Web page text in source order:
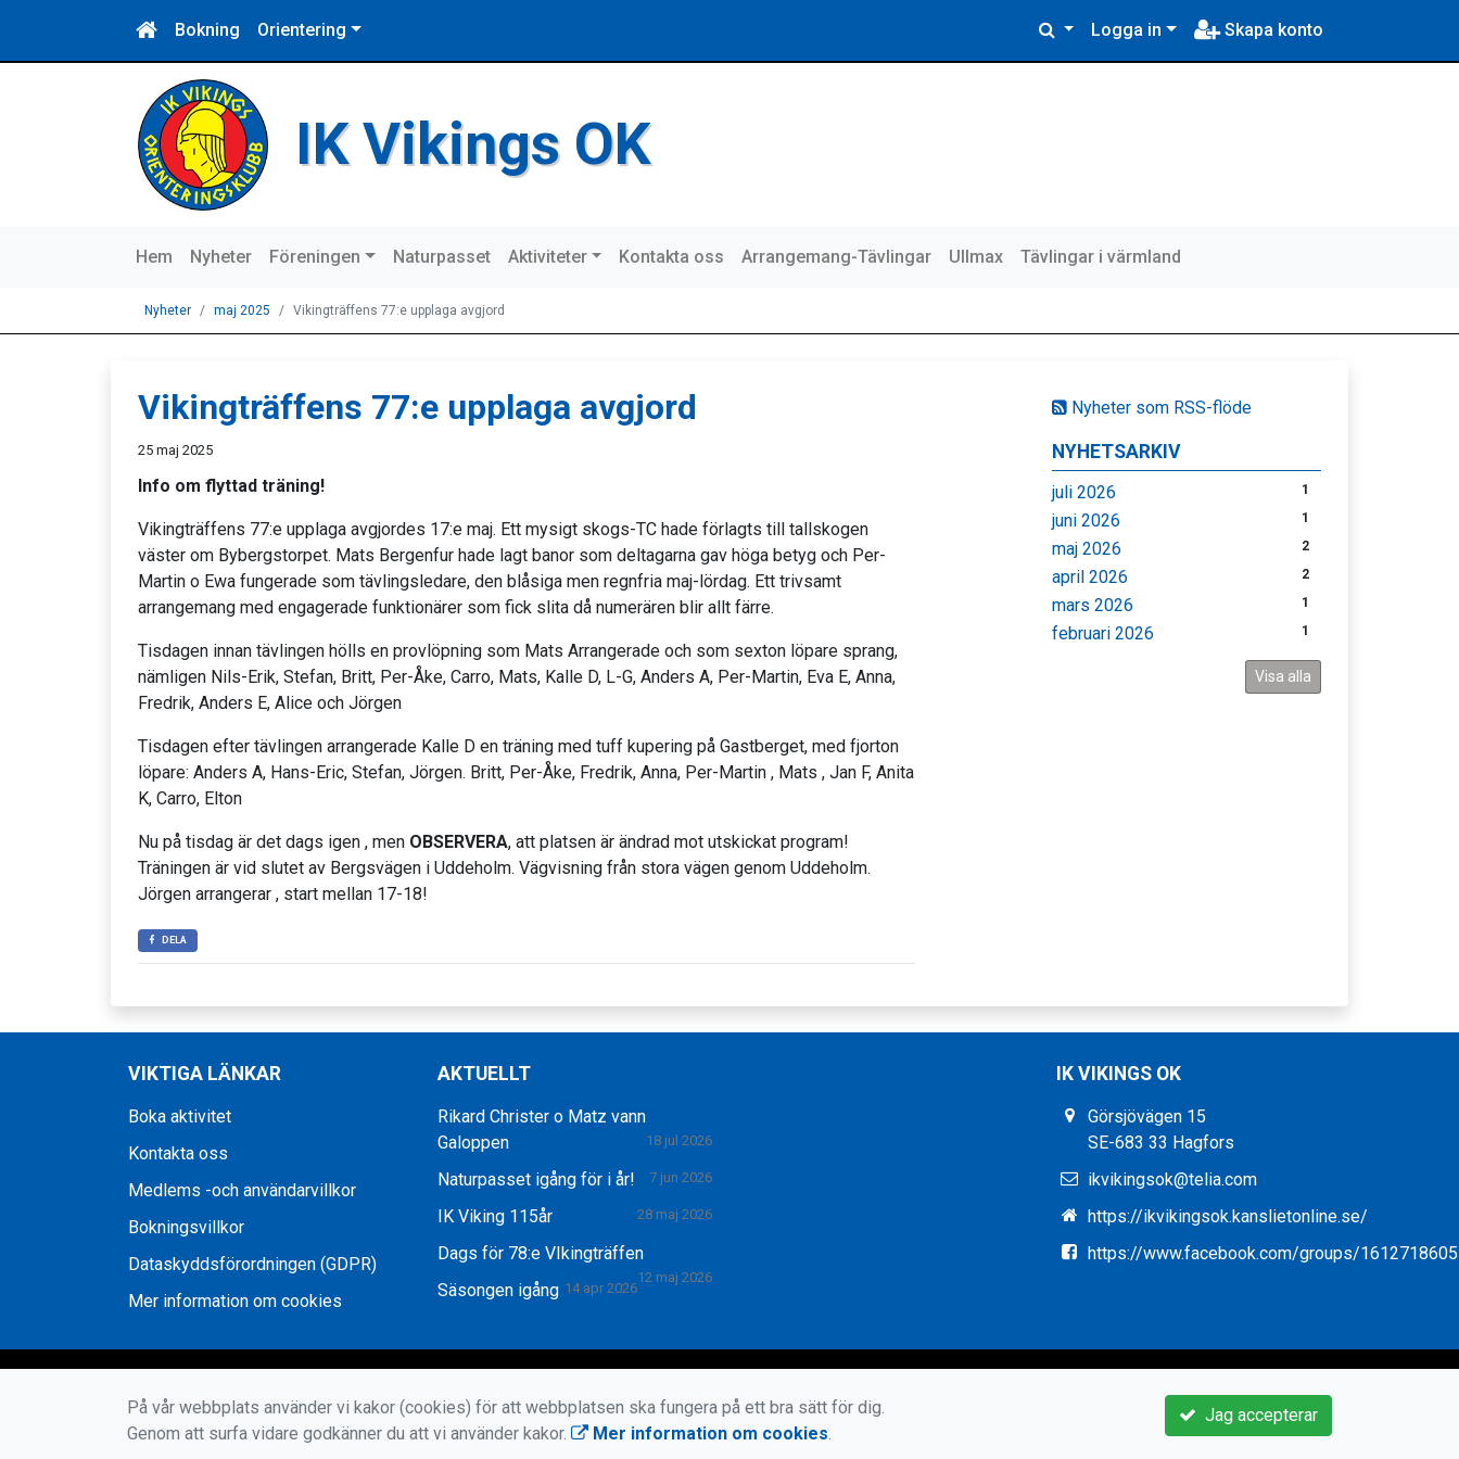
Bokning Orientering Logga in Skapa konto
IK Vikings OK
Hem Nyheter Föreningen Naturpasset Aktiviteter Kontakta oss Arrangemang-Tävlingar Ullmax Tävlingar i värmland
Nyheter maj 2025 Vikingträffens 77:e upplaga avgjord
Nyheter som RSS-flöde
NYHETSARKIV
juli 2026 1
juni 2026 1
maj 2026 2
april 2026 2
mars 2026 1
februari 2026 1
Visa alla
Vikingträffens 77:e upplaga avgjord
25 maj 2025
Info om flyttad träning!
Vikingträffens 77:e upplaga avgjordes 17:e maj. Ett mysigt skogs-TC hade förlagts till tallskogen
väster om Bybergstorpet. Mats Bergenfur hade lagt banor som deltagarna gav höga betyg och Per-
Martin o Ewa fungerade som tävlingsledare, den blåsiga men regnfria maj-lördag. Ett trivsamt
arrangemang med engagerade funktionärer som fick slita då numerären blir allt färre.
Tisdagen innan tävlingen hölls en provlöpning som Mats Arrangerade och som sexton löpare sprang,
nämligen Nils-Erik, Stefan, Britt, Per-Åke, Carro, Mats, Kalle D, L-G, Anders A, Per-Martin, Eva E, Anna,
Fredrik, Anders E, Alice och Jörgen
Tisdagen efter tävlingen arrangerade Kalle D en träning med tuff kupering på Gastberget, med fjorton
löpare: Anders A, Hans-Eric, Stefan, Jörgen. Britt, Per-Åke, Fredrik, Anna, Per-Martin , Mats , Jan F, Anita
K, Carro, Elton
Nu på tisdag är det dags igen , men OBSERVERA, att platsen är ändrad mot utskickat program!
Träningen är vid slutet av Bergsvägen i Uddeholm. Vägvisning från stora vägen genom Uddeholm.
Jörgen arrangerar , start mellan 17-18!
DELA
VIKTIGA LÄNKAR
Boka aktivitet
Kontakta oss
Medlems -och användarvillkor
Bokningsvillkor
Dataskyddsförordningen (GDPR)
Mer information om cookies
AKTUELLT
Rikard Christer o Matz vann
Galoppen
18 jul 2026
Naturpasset igång för i år! 7 jun 2026
IK Viking 115år 28 maj 2026
Dags för 78:e VIkingträffen
12 maj 2026
Säsongen igång 14 apr 2026
IK VIKINGS OK
Görsjövägen 15
SE-683 33 Hagfors
ikvikingsok@telia.com
https://ikvikingsok.kanslietonline.se/
https://www.facebook.com/groups/
Jag accepterar
På vår webbplats använder vi kakor (cookies) för att webbplatsen ska fungera på ett bra sätt för dig.
Genom att surfa vidare godkänner du att vi använder kakor.
Mer information om cookies.